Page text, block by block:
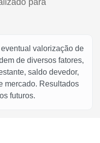
valorização de
de diversos fatores,
saldo devedor,
mercado. Resultados
futuros.